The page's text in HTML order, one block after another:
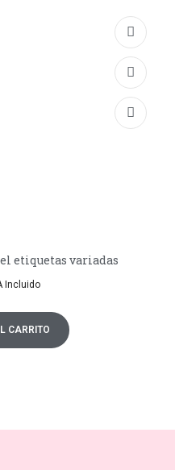
etiquetas variadas
Incluido
CARRITO